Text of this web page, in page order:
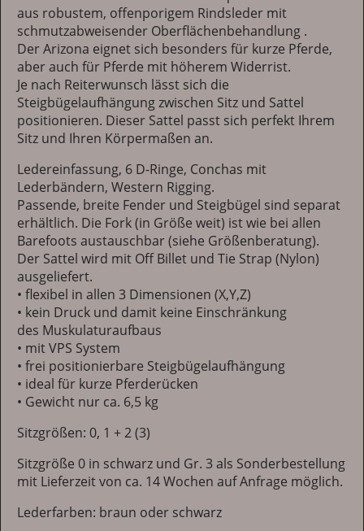
aus robustem, offenporigem Rindsleder mit
schmutzabweisender Oberflächenbehandlung .
Der Arizona eignet sich besonders für kurze Pferde,
aber auch für Pferde mit höherem Widerrist.
Je nach Reiterwunsch lässt sich die
Steigbügelaufhängung zwischen Sitz und Sattel
positionieren. Dieser Sattel passt sich perfekt Ihrem
Sitz und Ihren Körpermaßen an.
Ledereinfassung, 6 D-Ringe, Conchas mit
Lederbändern, Western Rigging.
Passende, breite Fender und Steigbügel sind separat
erhältlich. Die Fork (in Größe weit) ist wie bei allen
Barefoots austauschbar (siehe Größenberatung).
Der Sattel wird mit Off Billet und Tie Strap (Nylon)
ausgeliefert.
• flexibel in allen 3 Dimensionen (X,Y,Z)
• kein Druck und damit keine Einschränkung
des Muskulaturaufbaus
• mit VPS System
• frei positionierbare Steigbügelaufhängung
• ideal für kurze Pferderücken
• Gewicht nur ca. 6,5 kg
Sitzgrößen: 0, 1 + 2 (3)
Sitzgröße 0 in schwarz und Gr. 3 als Sonderbestellung
mit Lieferzeit von ca. 14 Wochen auf Anfrage möglich.
Lederfarben: braun oder schwarz